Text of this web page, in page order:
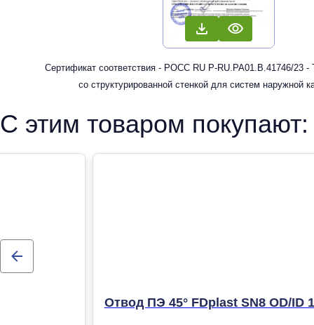
Сертификат соответствия - РОСС RU Р-RU.РА01.В.41746/23 -
со структурированной стенкой для систем наружной
С этим товаром покупают:
Отвод ПЭ 45° FDplast SN8 OD/ID